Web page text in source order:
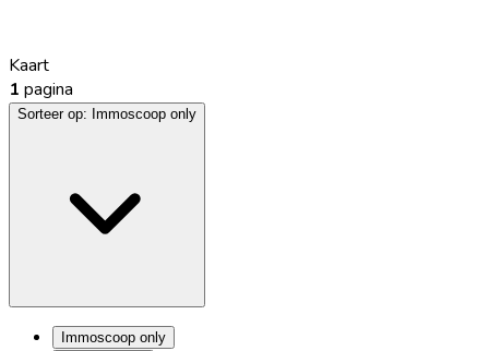
Kaart
1 pagina
Sorteer op: Immoscoop only
Immoscoop only